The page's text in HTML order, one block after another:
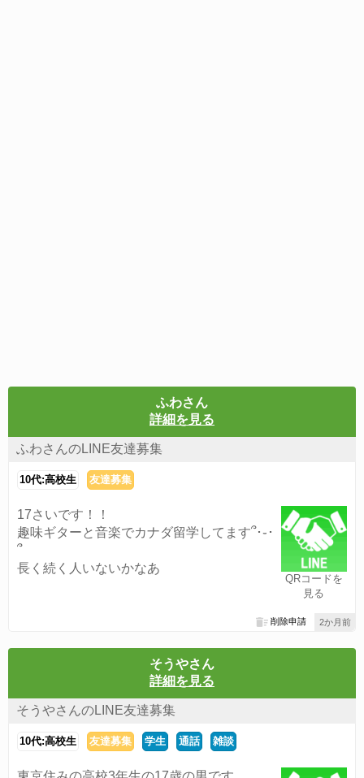
ふわさん
詳細を見る
ふわさんのLINE友達募集
10代:高校生 友達募集
QRコードを
見る
17さいです！！
趣味ギターと音楽でカナダ留学してます՞･֊･
՞
長く続く人いないかなあ
2か月前
削除申請
そうやさん
詳細を見る
そうやさんのLINE友達募集
10代:高校生 友達募集 学生 通話 雑談